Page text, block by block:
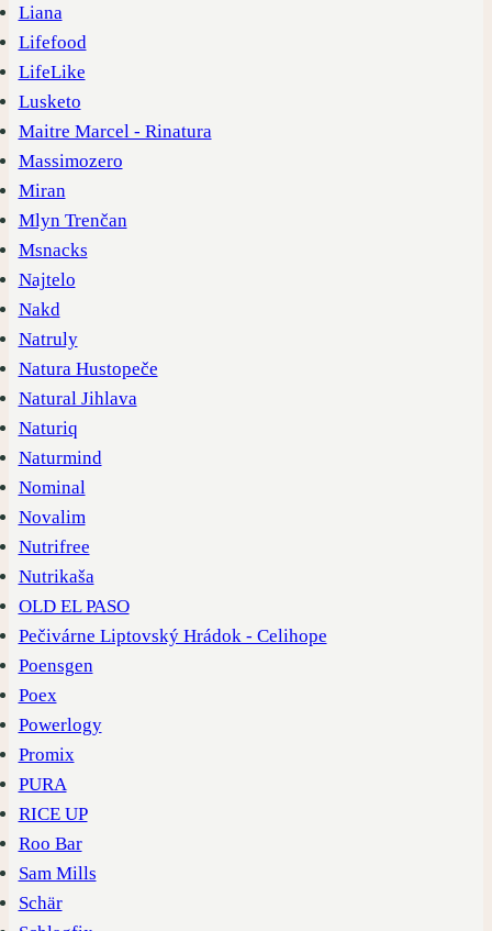
Liana
Lifefood
LifeLike
Lusketo
Maitre Marcel - Rinatura
Massimozero
Miran
Mlyn Trenčan
Msnacks
Najtelo
Nakd
Natruly
Natura Hustopeče
Natural Jihlava
Naturiq
Naturmind
Nominal
Novalim
Nutrifree
Nutrikaša
OLD EL PASO
Pečivárne Liptovský Hrádok - Celihope
Poensgen
Poex
Powerlogy
Promix
PURA
RICE UP
Roo Bar
Sam Mills
Schär